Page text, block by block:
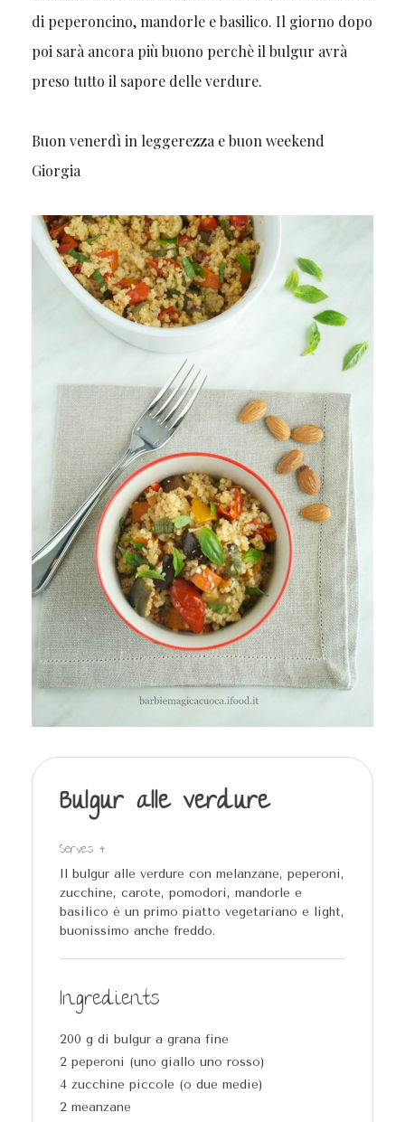
di peperoncino, mandorle e basilico. Il giorno dopo
poi sarà ancora più buono perchè il bulgur avrà
preso tutto il sapore delle verdure.
Buon venerdì in leggerezza e buon weekend
Giorgia
Bulgur alle verdure
Serves 4
Il bulgur alle verdure con melanzane, peperoni,
zucchine, carote, pomodori, mandorle e
basilico è un primo piatto vegetariano e light,
buonissimo anche freddo.
Ingredients
200 g di bulgur a grana fine
2 peperoni (uno giallo uno rosso)
4 zucchine piccole (o due medie)
2 meanzane